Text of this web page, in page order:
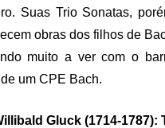
Suas Trio Sonatas,
obras dos filhos de
muito a ver com o
um CPE Bach.
Gluck (1714-1787):